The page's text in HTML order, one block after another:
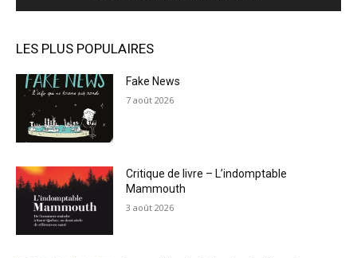
LES PLUS POPULAIRES
Fake News
7 août 2026
Critique de livre – L’indomptable
Mammouth
3 août 2026